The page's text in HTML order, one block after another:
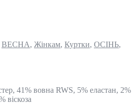
ВЕСНА, Жінкам, Куртки, ОСІНЬ,
41% вовна RWS, 5% еластан, 2%
віскоза